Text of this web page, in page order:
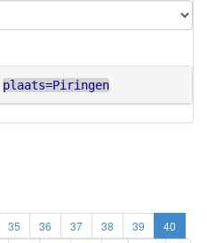
plaats=Piringen
35 36 37 38 39
40